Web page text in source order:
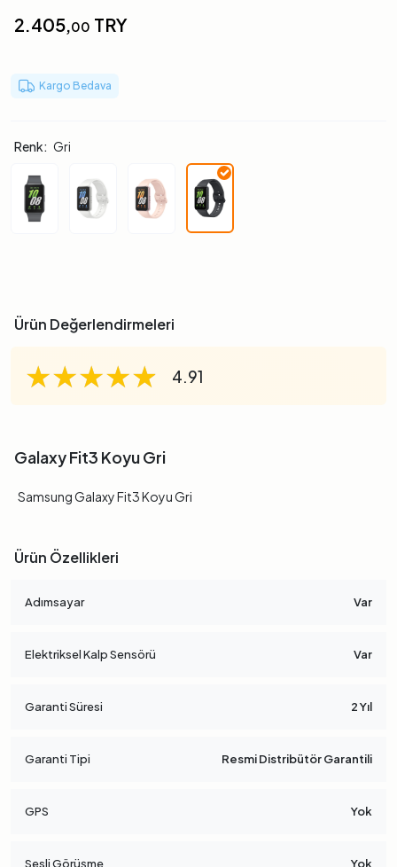
2.405,00 TRY
Kargo Bedava
Renk: Gri
Ürün Değerlendirmeleri
★★★★★
★★★★★
★★★★★ 4.91
Galaxy Fit3 Koyu Gri
Samsung Galaxy Fit3 Koyu Gri
Ürün Özellikleri
Adımsayar Var
Elektriksel Kalp Sensörü Var
Garanti Süresi 2 Yıl
Garanti Tipi Resmi Distribütör Garantili
GPS Yok
Sesli Görüşme Yok